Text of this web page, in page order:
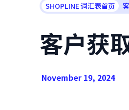
SHOPLINE 词汇表首页
客户获
November 19, 2024